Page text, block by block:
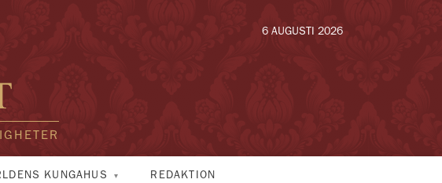
6 AUGUSTI 2026
KUNGAHUS REDAKTION